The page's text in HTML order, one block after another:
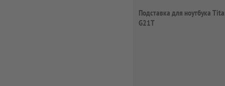
Подставка для ноутбука
G21T